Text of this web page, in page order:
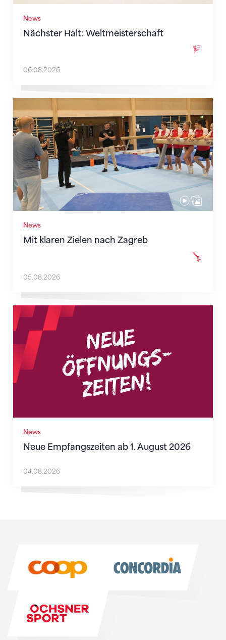
News
Nächster Halt: Weltmeisterschaft
06.08.2026
News
Mit klaren Zielen nach Zagreb
Mit klaren Zielen nach Zagreb
05.08.2026
News
Neue Empfangszeiten ab 1. August 2026
Neue Empfangszeiten ab 1. August 2026
04.08.2026